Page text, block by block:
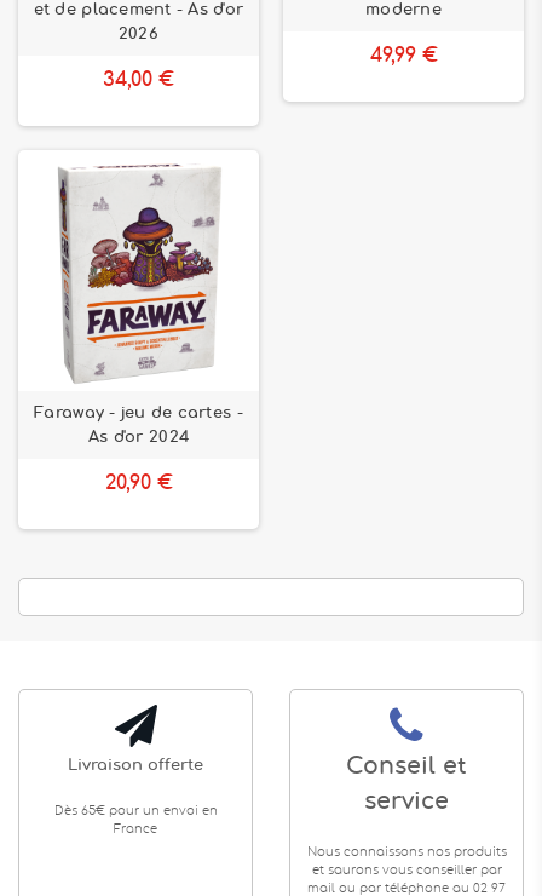
et de placement - As d'or
2026
34,00 €
moderne
49,99 €
Faraway - jeu de cartes -
As d'or 2024
20,90 €
Livraison offerte
Dès 65€ pour un envoi en
France
Conseil et
service
Nous connaissons nos produits
et saurons vous conseiller par
mail ou par téléphone au 02 97